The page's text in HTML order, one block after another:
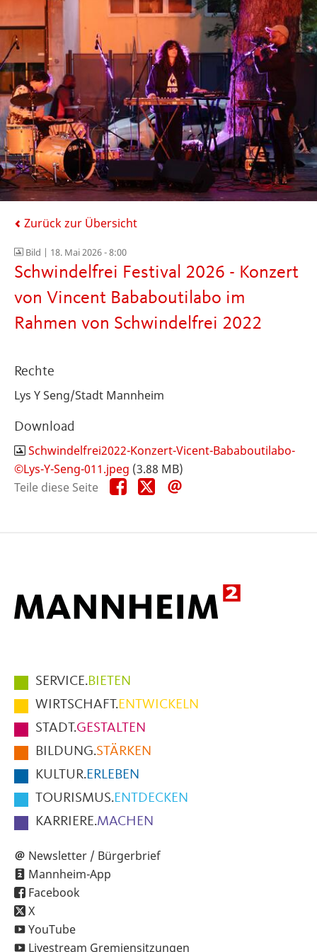
Zurück zur Übersicht
Bild | 18. Mai 2026 - 8:00
Schwindelfrei Festival 2026 - Konzert
von Vincent Bababoutilabo im
Rahmen von Schwindelfrei 2022
Rechte
Lys Y Seng/Stadt Mannheim
Download
Schwindelfrei2022-Konzert-Vicent-Bababoutilabo-
©Lys-Y-Seng-011.jpeg (3.88 MB)
Teile diese Seite
Teile
diese
Teile
diese
Hauptmenüpunkte
im
Fußbereich
der
Seite
SERVICE.BIETEN
WIRTSCHAFT.ENTWICKELN
STADT.GESTALTEN
BILDUNG.STÄRKEN
KULTUR.ERLEBEN
TOURISMUS.ENTDECKEN
KARRIERE.MACHEN
Newsletter / Bürgerbrief
Mannheim-App
Facebook
X
YouTube
Livestream Gremiensitzungen